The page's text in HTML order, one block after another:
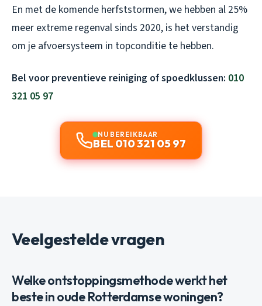
En met de komende herfststormen, we hebben al 25%
meer extreme regenval sinds 2020, is het verstandig
om je afvoersysteem in topconditie te hebben.
Bel voor preventieve reiniging of spoedklussen: 010
321 05 97
NU BEREIKBAAR
BEL 010 321 05 97
Veelgestelde vragen
Welke ontstoppingsmethode werkt het
beste in oude Rotterdamse woningen?